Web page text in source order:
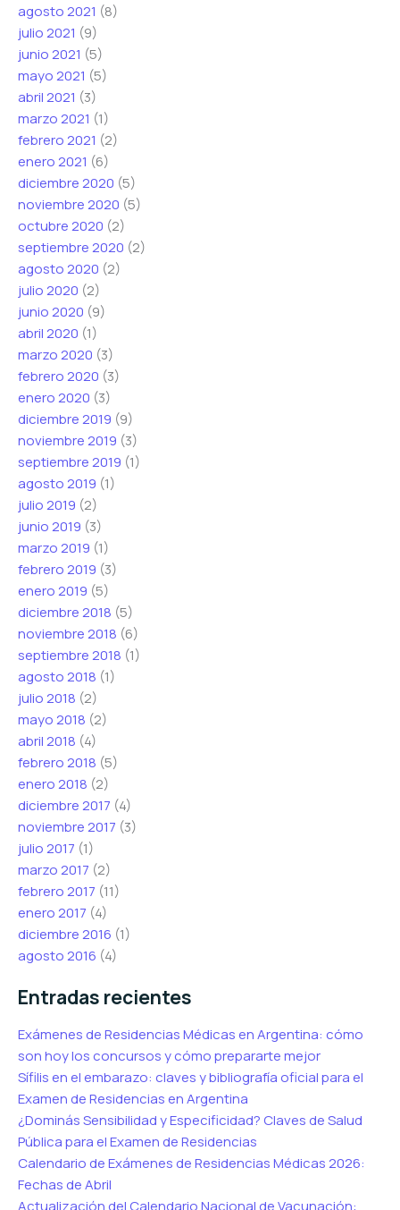
agosto 2021 (8)
julio 2021 (9)
junio 2021 (5)
mayo 2021 (5)
abril 2021 (3)
marzo 2021 (1)
febrero 2021 (2)
enero 2021 (6)
diciembre 2020 (5)
noviembre 2020 (5)
octubre 2020 (2)
septiembre 2020 (2)
agosto 2020 (2)
julio 2020 (2)
junio 2020 (9)
abril 2020 (1)
marzo 2020 (3)
febrero 2020 (3)
enero 2020 (3)
diciembre 2019 (9)
noviembre 2019 (3)
septiembre 2019 (1)
agosto 2019 (1)
julio 2019 (2)
junio 2019 (3)
marzo 2019 (1)
febrero 2019 (3)
enero 2019 (5)
diciembre 2018 (5)
noviembre 2018 (6)
septiembre 2018 (1)
agosto 2018 (1)
julio 2018 (2)
mayo 2018 (2)
abril 2018 (4)
febrero 2018 (5)
enero 2018 (2)
diciembre 2017 (4)
noviembre 2017 (3)
julio 2017 (1)
marzo 2017 (2)
febrero 2017 (11)
enero 2017 (4)
diciembre 2016 (1)
agosto 2016 (4)
Entradas recientes
Exámenes de Residencias Médicas en Argentina: cómo
son hoy los concursos y cómo prepararte mejor
Sífilis en el embarazo: claves y bibliografía oficial para el
Examen de Residencias en Argentina
¿Dominás Sensibilidad y Especificidad? Claves de Salud
Pública para el Examen de Residencias
Calendario de Exámenes de Residencias Médicas 2026:
Fechas de Abril